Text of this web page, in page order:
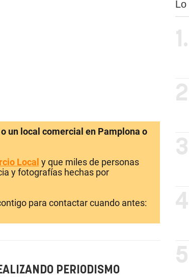
un local comercial en Pamplona o
Local y que miles de personas
y fotografías hechas por
para contactar cuando antes:
PERIODISMO
1.